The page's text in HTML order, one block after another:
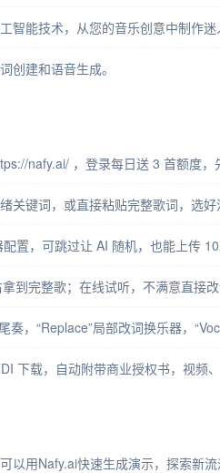
智能技术，从您的音乐创意中制作
创建和语音生成。
nafy.ai/ ，登录每日送 3 首额度，
关键词，或直接粘贴完整歌词，选好
置，可跳过让 AI 随机，也能上传 10
到完整歌；在线试听，不满意直接改
奏，“Replace”局部改词换乐器，
下载，自动附带商业授权书，视频
以用Nafy.ai快速生成演示，探索新